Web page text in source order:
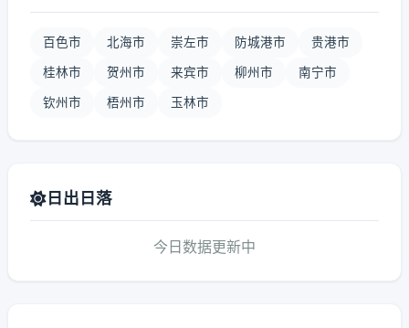
百色市 北海市 崇左市 防城港市 贵港市
桂林市 贺州市 来宾市 柳州市 南宁市
钦州市 梧州市 玉林市
日出日落
今日数据更新中